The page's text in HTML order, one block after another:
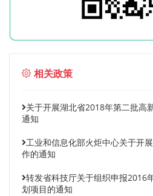
相关政策
关于开展湖北省2018年第二批高
通知
工业和信息化部火炬中心关于开
作的通知
转发省科技厅关于组织申报2016
划项目的通知